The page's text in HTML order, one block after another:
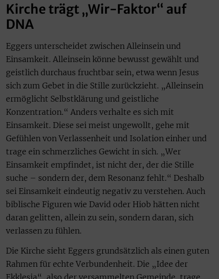
Kirche trägt „Wir-Faktor“ auf
DNA
Eggers unterscheidet zwischen Alleinsein und
Einsamkeit. Alleinsein könne bewusst gewählt und
geistlich durchaus fruchtbar sein, etwa wenn Jesus
sich zum Gebet in die Stille zurückzieht. „Alleinsein
ermöglicht Selbstklärung und geistliche
Konzentration.“ Anders verhalte es sich mit
Einsamkeit. Diese sei meist ungewollt, gehe mit
Gefühlen von Verlassenheit und Isolation einher und
trage ein schmerzliches Gewicht in sich. „Wer
Einsamkeit empfindet, ist nicht der, der die Stille
suche – sondern der, dem Resonanz fehlt.“ Deshalb
sei Einsamkeit eindeutig negativ zu verstehen. Auch
biblische Figuren wie David oder Hiob hätten nicht
daran gelitten, allein zu sein, sondern daran, sich
verlassen zu fühlen.
Die Kirche sieht Eggers grundsätzlich als einen guten
Rahmen für echte Verbundenheit. Die „Idee der
Ekklesia“, also der versammelten Gemeinde, trage